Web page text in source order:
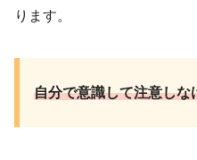
ります。
自分で意識して注意しな